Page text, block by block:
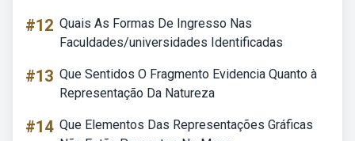
#12 Quais As Formas De Ingresso Nas
Faculdades/universidades Identificadas
#13 Que Sentidos O Fragmento Evidencia Quanto à
Representação Da Natureza
#14 Que Elementos Das Representações Gráficas